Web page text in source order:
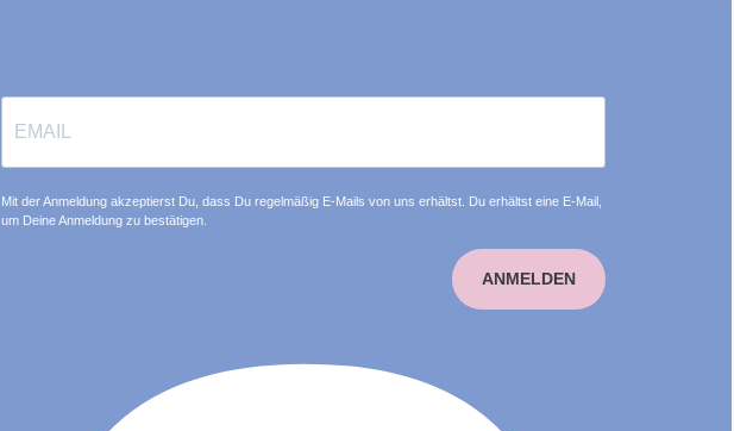
Mit der Anmeldung akzeptierst Du, dass Du regelmäßig E-Mails von uns erhältst. Du erhältst eine E-Mail,
um Deine Anmeldung zu bestätigen.
ANMELDEN